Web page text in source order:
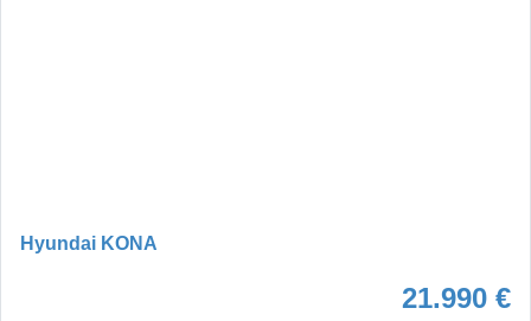
Hyundai KONA
21.990 €